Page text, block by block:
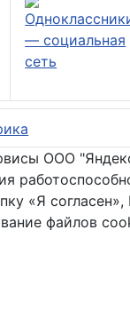
ООО
«Я
файлов